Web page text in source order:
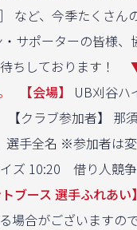
など、今季たくさ
サポーターの皆様
ちしております！
【会場】
UB刈谷ハ
クラブ参加者】 那
手全名 ※参加者は
10:20 借り人競
トブース 選手ふれあ
場合がございます